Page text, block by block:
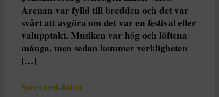
Arenan var fylld till bredden och det var
svårt att avgöra om det var en festival eller
valupptakt. Musiken var hög och löftena
många, men sedan kommer verkligheten
[…]
Syres redaktion